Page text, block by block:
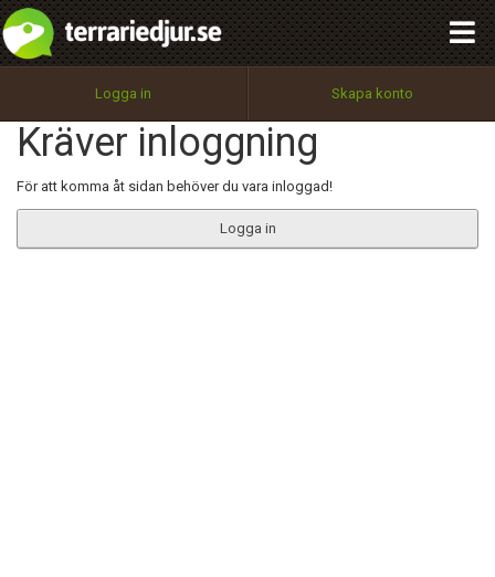
Logga in Skapa konto
Kräver inloggning
För att komma åt sidan behöver du vara inloggad!
Logga in
Utför
100%
OK
integritetspolicy
Namn:
Epost:
Begär nytt lösenord
Tillbaka till förstasidan